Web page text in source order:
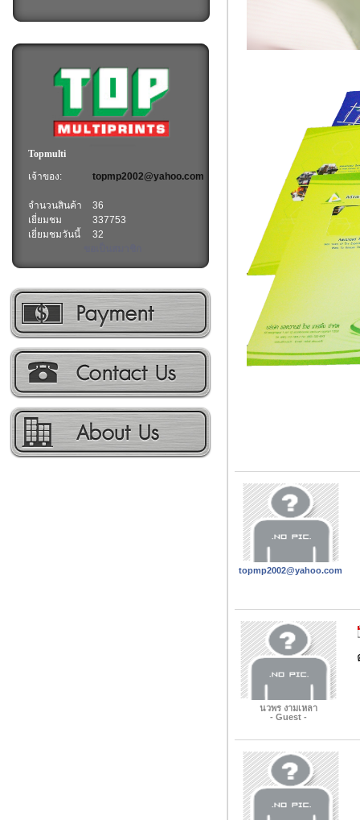
Topmulti
เจ้าของ:
topmp2002@yahoo.com
จำนวนสินค้า
36
เยี่ยมชม
337753
เยี่ยมชมวันนี้
32
topmp2002@yahoo.com
นวพร งามเหลา
- Guest -